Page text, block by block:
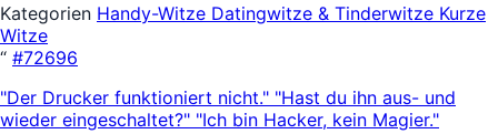
Kategorien Handy-Witze Datingwitze & Tinderwitze Kurze
Witze
“ #72696
"Der Drucker funktioniert nicht." "Hast du ihn aus- und
wieder eingeschaltet?" "Ich bin Hacker, kein Magier."